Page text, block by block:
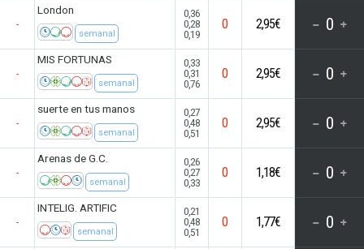
-
London
semanal
0,36
0,28
0,19
0 2,95€ 0
-
MIS FORTUNAS
semanal
0,33
0,31
0,76
0 2,95€ 0
-
suerte en tus manos
semanal
0,27
0,48
0,51
0 2,95€ 0
-
Arenas de G.C.
semanal
0,26
0,27
0,33
0 1,18€ 0
-
INTELIG. ARTIFIC
semanal
0,21
0,48
0,51
0 1,77€ 0